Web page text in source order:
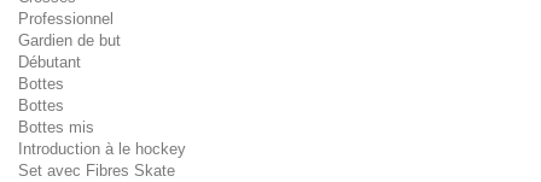
Professionnel
Gardien de but
Débutant
Bottes
Bottes
Bottes mis
Introduction à le hockey
Set avec Fibres Skate